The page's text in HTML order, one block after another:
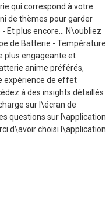
qui correspond à votre
de thèmes pour garder
Et plus encore... N\oubliez
de Batterie - Température
plus engageante et
anime préférés,
expérience de effet
à des insights détaillés
sur l\écran de
questions sur l\application
d\avoir choisi l\application